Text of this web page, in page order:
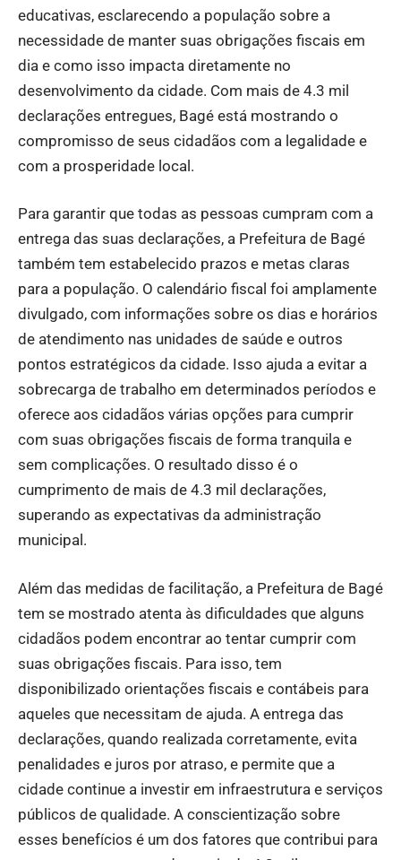
educativas, esclarecendo a população sobre a
necessidade de manter suas obrigações fiscais em
dia e como isso impacta diretamente no
desenvolvimento da cidade. Com mais de 4.3 mil
declarações entregues, Bagé está mostrando o
compromisso de seus cidadãos com a legalidade e
com a prosperidade local.
Para garantir que todas as pessoas cumpram com a
entrega das suas declarações, a Prefeitura de Bagé
também tem estabelecido prazos e metas claras
para a população. O calendário fiscal foi amplamente
divulgado, com informações sobre os dias e horários
de atendimento nas unidades de saúde e outros
pontos estratégicos da cidade. Isso ajuda a evitar a
sobrecarga de trabalho em determinados períodos e
oferece aos cidadãos várias opções para cumprir
com suas obrigações fiscais de forma tranquila e
sem complicações. O resultado disso é o
cumprimento de mais de 4.3 mil declarações,
superando as expectativas da administração
municipal.
Além das medidas de facilitação, a Prefeitura de Bagé
tem se mostrado atenta às dificuldades que alguns
cidadãos podem encontrar ao tentar cumprir com
suas obrigações fiscais. Para isso, tem
disponibilizado orientações fiscais e contábeis para
aqueles que necessitam de ajuda. A entrega das
declarações, quando realizada corretamente, evita
penalidades e juros por atraso, e permite que a
cidade continue a investir em infraestrutura e serviços
públicos de qualidade. A conscientização sobre
esses benefícios é um dos fatores que contribui para